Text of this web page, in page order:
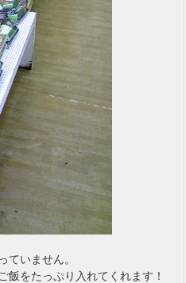
ていません。
飯をたっぷり入れてくれます！